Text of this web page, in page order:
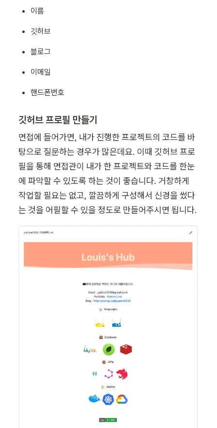
이름
깃허브
블로그
이메일
핸드폰번호
깃허브 프로필 만들기
면접에 들어가면, 내가 진행한 프로젝트의 코드를 바
탕으로 질문하는 경우가 많은데요. 이때 깃허브 프로
필을 통해 면접관이 내가 한 프로젝트와 코드를 한눈
에 파악할 수 있도록 하는 것이 좋습니다. 거창하게
작업할 필요는 없고, 깔끔하게 구성해서 신경을 썼다
는 것을 어필할 수 있을 정도로 만들어주시면 됩니다.